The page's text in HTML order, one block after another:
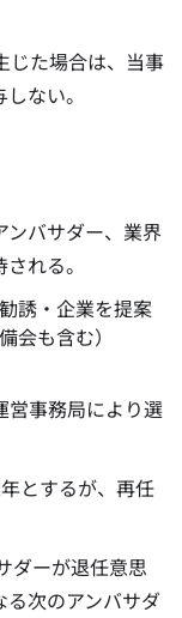
た場合は、当事
ない。
ンバサダー、業界
れる。
誘・企業を提案
会も含む）
営事務局により選
とするが、再任
ダーが退任意思
次のアンバサダ